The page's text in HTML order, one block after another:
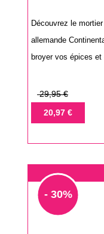
Découvrez le
allemande
broyer vos épices et
Prix
base
29,95 €
Prix20,97 €
- 30%